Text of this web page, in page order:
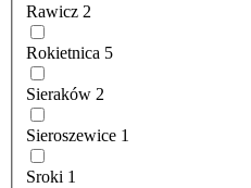
Rawicz 2
Rokietnica 5
Sieraków 2
Sieroszewice 1
Sroki 1